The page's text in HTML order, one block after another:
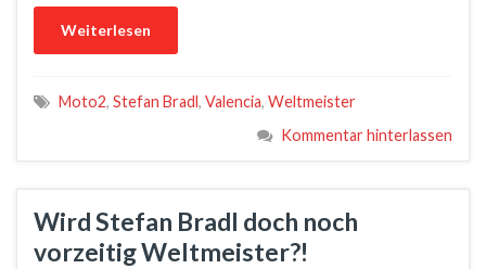
Weiterlesen
Moto2, Stefan Bradl, Valencia, Weltmeister
Kommentar hinterlassen
Wird Stefan Bradl doch noch
vorzeitig Weltmeister?!